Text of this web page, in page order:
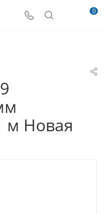
0
м Новая